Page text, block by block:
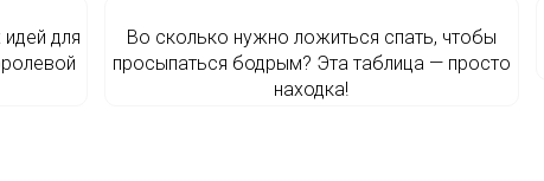
для
Во сколько нужно ложиться спать, чтобы
просыпаться бодрым? Эта таблица — просто
находка!